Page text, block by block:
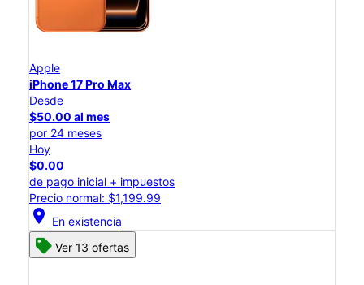
Apple
iPhone 17 Pro Max
Desde
$50.00 al mes
por 24 meses
Hoy
$0.00
de pago inicial + impuestos
Precio normal: $1,199.99
location_on En existencia
Ver 13 ofertas